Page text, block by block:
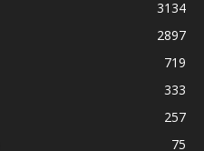
3134
2897
719
333
257
75